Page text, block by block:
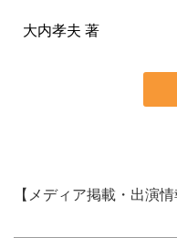
大内孝夫 著
【メディア掲載・出演情